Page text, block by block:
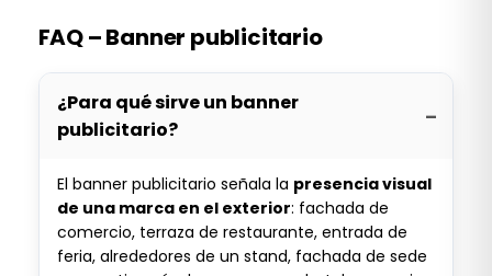
FAQ – Banner publicitario
¿Para qué sirve un banner
publicitario?
El banner publicitario señala la presencia visual
de una marca en el exterior: fachada de
comercio, terraza de restaurante, entrada de
feria, alrededores de un stand, fachada de sede